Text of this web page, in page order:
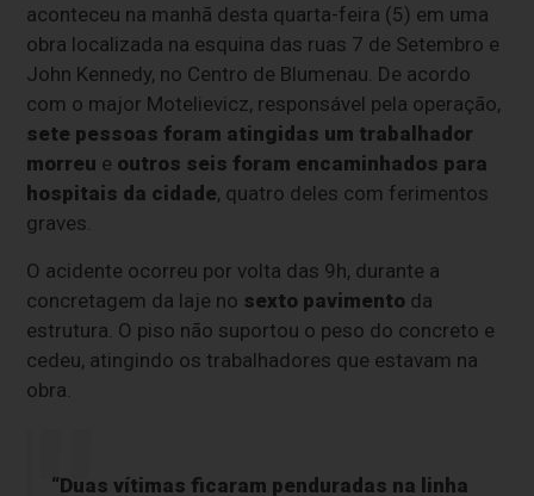
aconteceu na manhã desta quarta-feira (5) em uma
obra localizada na esquina das ruas 7 de Setembro e
John Kennedy, no Centro de Blumenau. De acordo
com o major Motelievicz, responsável pela operação,
sete pessoas foram atingidas um trabalhador
morreu e outros seis foram encaminhados para
hospitais da cidade, quatro deles com ferimentos
graves.
O acidente ocorreu por volta das 9h, durante a
concretagem da laje no sexto pavimento da
estrutura. O piso não suportou o peso do concreto e
cedeu, atingindo os trabalhadores que estavam na
obra.
“Duas vítimas ficaram penduradas na linha